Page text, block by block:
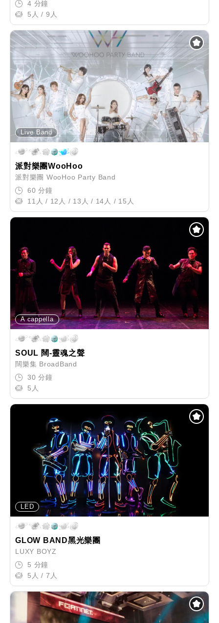
4 分鐘
5人 / 9人
Live Band
派對樂團WooHoo
派對樂團 WooHoo Party Band
60 分鐘
11人 / 12人 / 13人 / 14人 / 15人
A cappella
SOUL 闊-靈魂之聲
闊樂集 BroadBand
30 分鐘
5人
LED
GLOW BAND黑光樂團
LUXY BOYZ
5 分鐘
5人 / 7人